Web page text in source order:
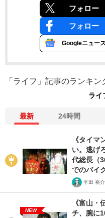
フォロー
フォロー
Googleニュース
「ライフ」記事のランキン
ライ
最新 24時間
《タイ
い。逃げ
代総長（
でのバイ
平田 裕介
NEW
《富山
チ、腕に